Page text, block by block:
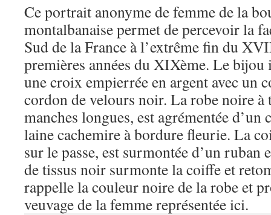
Ce portrait anonyme de femme de la
montalbanaise permet de percevoir la
Sud de la France à l’extrême fin du
premières années du XIXème. Le bijou
une croix empierrée en argent avec un
cordon de velours noir. La robe noire à
manches longues, est agrémentée d’un
laine cachemire à bordure fleurie. La
sur le passe, est surmontée d’un ruban
de tissus noir surmonte la coiffe et
rappelle la couleur noire de la robe et
veuvage de la femme représentée ici.